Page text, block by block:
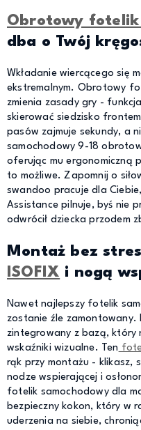
Obrotowy fotelik
dba o Twój
Wkładanie wiercącego się
ekstremalnym. Obrotowy
zmienia zasady gry -
skierować siedzisko
pasów zajmuje sekundy, a
samochodowy 9-18
oferując mu ergonomiczną
to możliwe. Zapomnij o
swandoo pracuje dla
Assistance pilnuje, byś nie
odwrócił dziecka przodem
Montaż bez
ISOFIX i nogą
Nawet najlepszy fotelik
zostanie źle zamontowany.
zintegrowany z bazą, który
wskaźniki wizualne. Ten
rąk przy montażu - klikasz,
nodze wspierającej i
fotelik samochodowy dla
bezpieczny kokon, który w
uderzenia na siebie,